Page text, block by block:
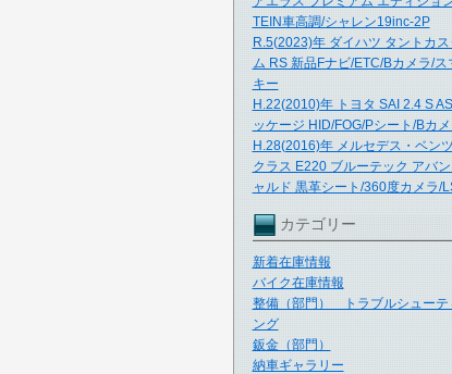
TEIN車高調/シャレン19inc-2P
R.5(2023)年 ダイハツ タントカス
ム RS 新品Fナビ/ETC/Bカメラ/ス
キー
H.22(2010)年 トヨタ SAI 2.4 S
ッケージ HID/FOG/Pシート/Bカ
H.28(2016)年 メルセデス・ベン
クラス E220 ブルーテック アバ
ャルド 黒革シート/360度カメラ/
カテゴリー
新着在庫情報
バイク在庫情報
整備（部門） トラブルシューテ
ング
鈑金（部門）
納車ギャラリー